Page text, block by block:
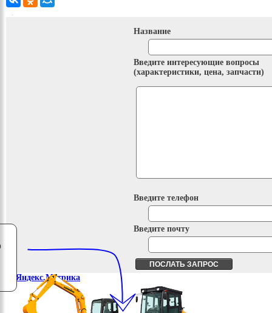
Название
Введите интересующие вопросы
(характеристики, цена, запчасти)
Введите телефон
Введите почту